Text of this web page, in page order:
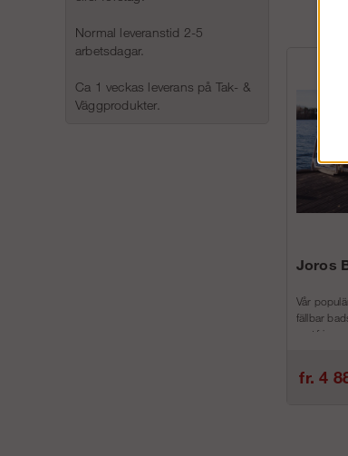
Normal leveranstid 2-5
arbetsdagar.
Ca 1 veckas leverans på Tak- &
Väggprodukter.
Joros
Vår
fällbar
rostfri...
fr. 4